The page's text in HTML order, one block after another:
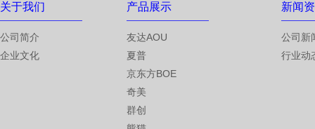
关于我们
公司简介
企业文化
产品展示
友达AOU
夏普
京东方BOE
奇美
群创
新闻
公司新
行业动